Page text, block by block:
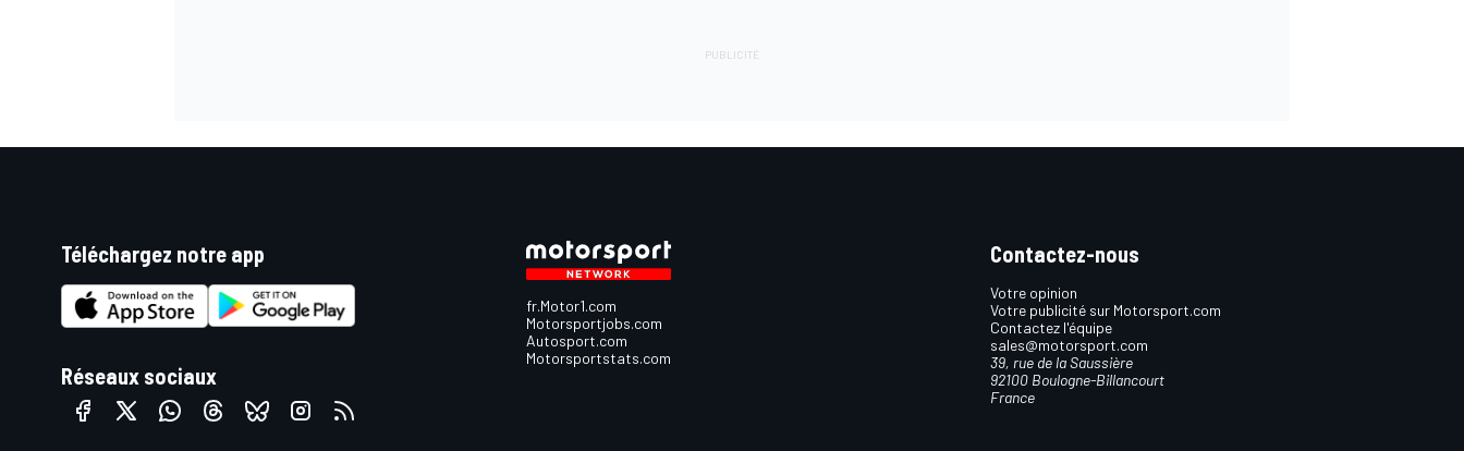
Téléchargez notre app
Réseaux sociaux
fr.Motor1.com
Motorsportjobs.com
Autosport.com
Motorsportstats.com
Contactez-nous
Votre opinion
Votre publicité sur Motorsport.com
Contactez l'équipe
sales@motorsport.com
39, rue de la Saussière
92100 Boulogne-Billancourt
France